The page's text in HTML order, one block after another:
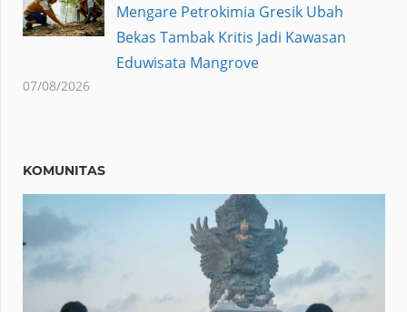
Mengare Petrokimia Gresik Ubah
Bekas Tambak Kritis Jadi Kawasan
Eduwisata Mangrove
07/08/2026
KOMUNITAS